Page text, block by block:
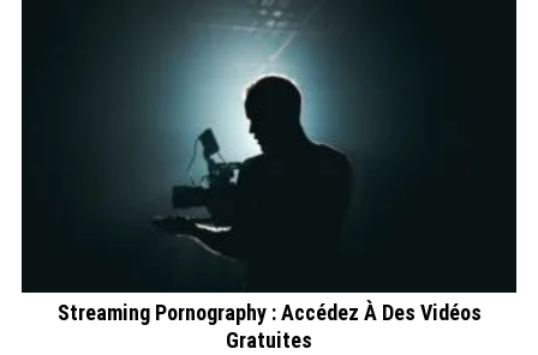
Streaming Pornography : Accédez À Des Vidéos
Gratuites